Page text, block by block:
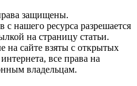
защищены.
нашего ресурса разрешается
на страницу статьи.
на сайте взяты с открытых
все права на
владельцам.